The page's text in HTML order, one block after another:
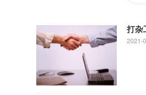
打杂
2021-